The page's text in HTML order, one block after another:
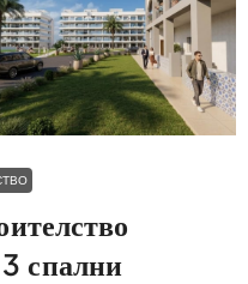
спални